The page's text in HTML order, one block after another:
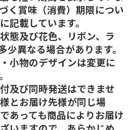
く賞味（消費）期限につい
記載しています。
態及び花色、リボン、ラ
少異なる場合があります。
小物のデザインは変更に
及び同時発送はできませ
とお届け先様が同じ場
あっても商品によりお届け